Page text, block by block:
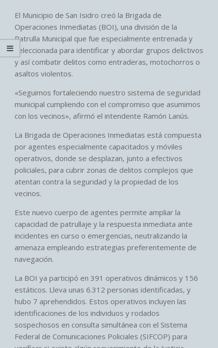
El Municipio de San Isidro creó la Brigada de
Operaciones Inmediatas (BOI), una división de la
Patrulla Municipal que fue especialmente entrenada y
seleccionada para identificar y abordar grupos delictivos
y así combatir delitos como entraderas, motochorros o
asaltos violentos.
«Seguimos fortaleciendo nuestro sistema de seguridad
municipal cumpliendo con el compromiso que asumimos
con los vecinos», afirmó el intendente Ramón Lanús.
La Brigada de Operaciones Inmediatas está compuesta
por agentes especialmente capacitados y móviles
operativos, donde se desplazan, junto a efectivos
policiales, para cubrir zonas de delitos complejos que
atentan contra la seguridad y la propiedad de los
vecinos.
Este nuevo cuerpo de agentes permite ampliar la
capacidad de patrullaje y la respuesta inmediata ante
incidentes en curso o emergencias, neutralizando la
amenaza empleando estrategias preferentemente de
navegación.
La BOI ya participó en 391 operativos dinámicos y 156
estáticos. Lleva unas 6.312 personas identificadas, y
hubo 7 aprehendidos. Estos operativos incluyen las
identificaciones de los individuos y rodados
sospechosos en consulta simultánea con el Sistema
Federal de Comunicaciones Policiales (SIFCOP) para